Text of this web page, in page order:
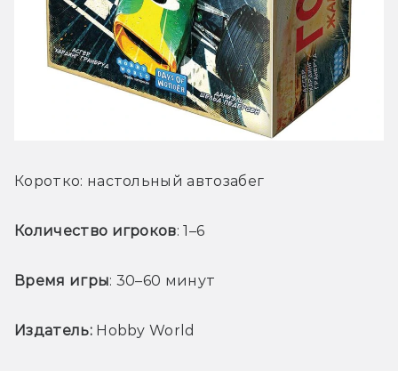
Коротко: настольный автозабег
Количество игроков: 1–6
Время игры: 30–60 минут
Издатель: Hobby World